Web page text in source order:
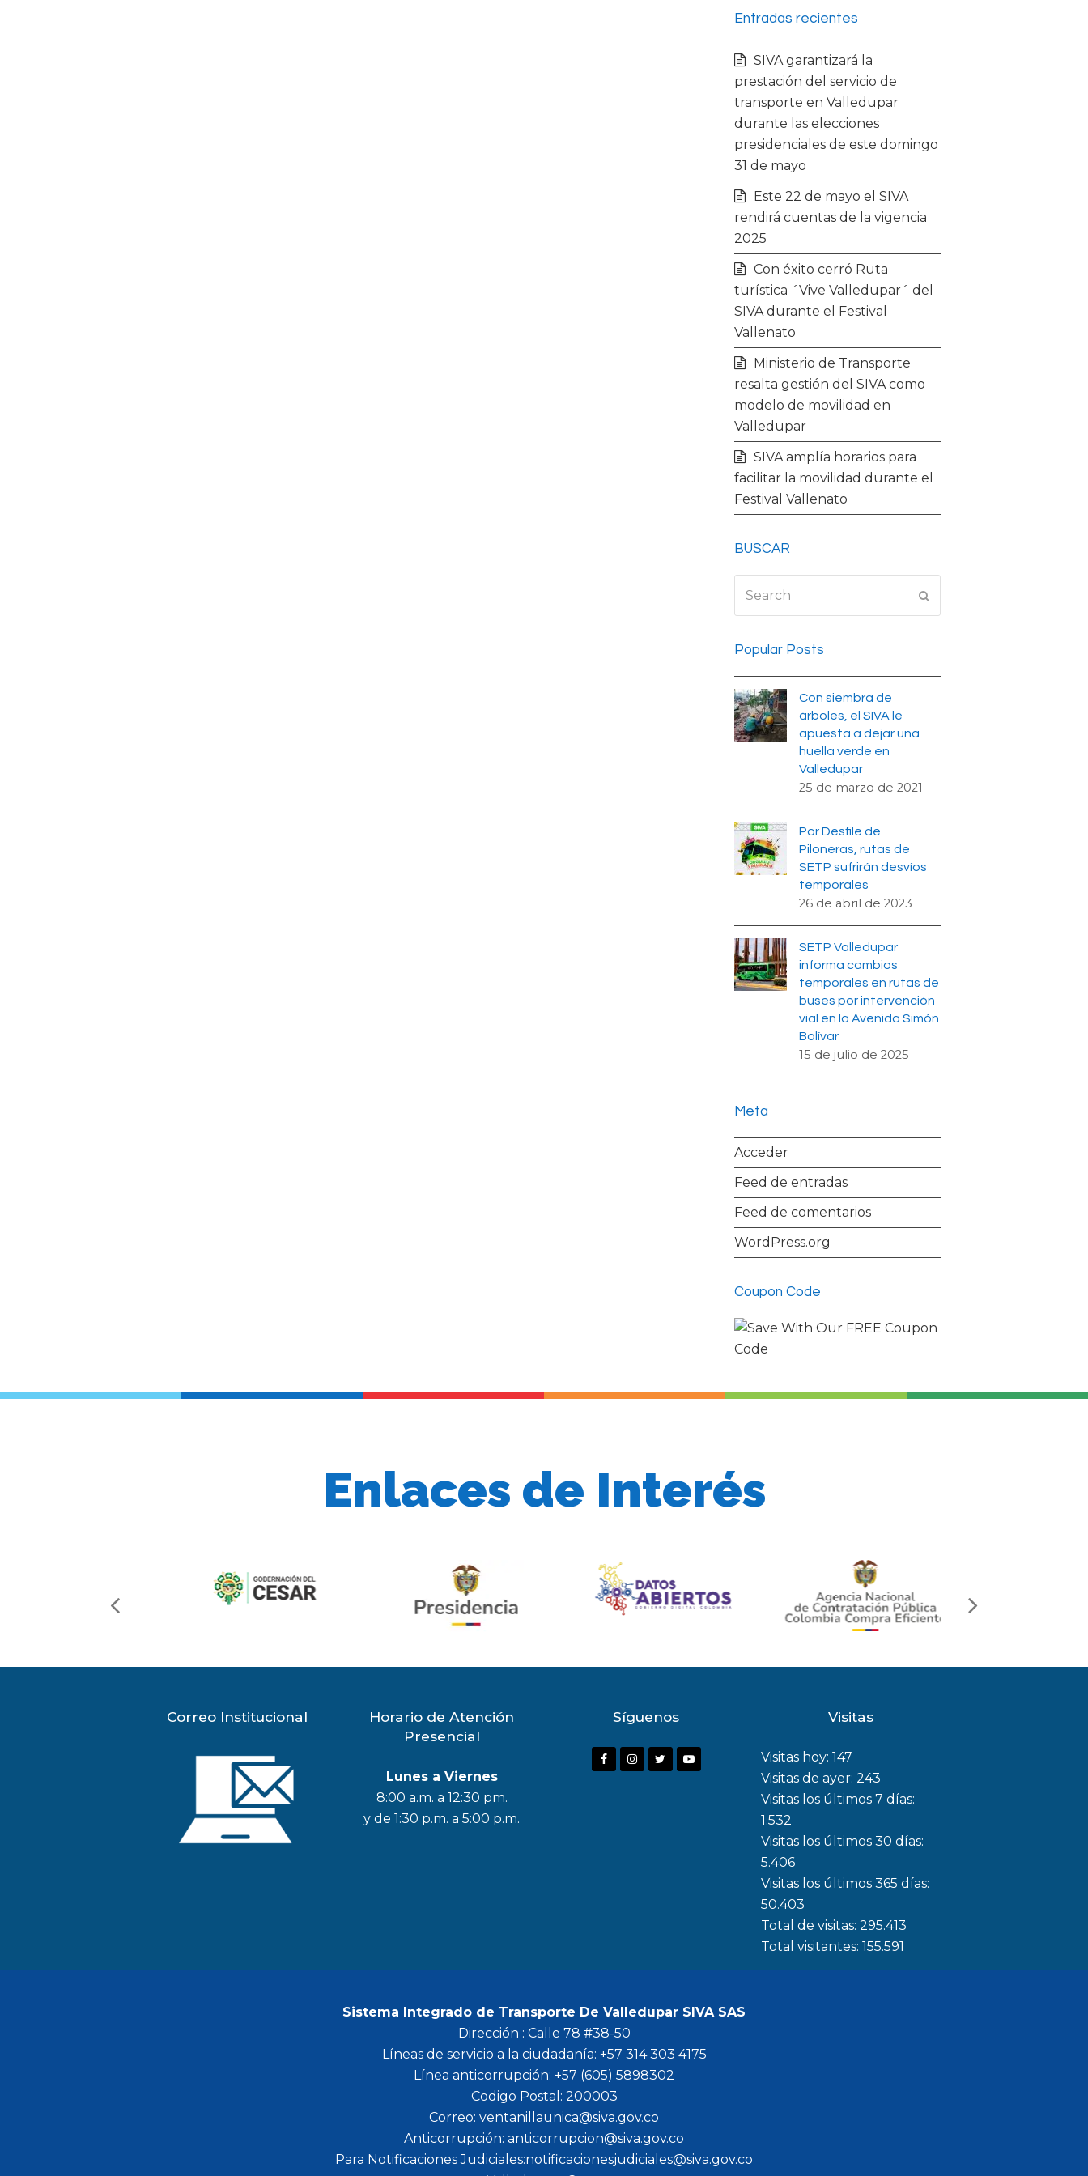
i
t
t
e
r
c
e
b
o
o
s
t
a
g
r
m
u
b
Entradas recientes
SIVA garantizará la
prestación del servicio de
transporte en Valledupar
durante las elecciones
presidenciales de este domingo
31 de mayo
Este 22 de mayo el SIVA
rendirá cuentas de la vigencia
2025
Con éxito cerró Ruta
turística ´Vive Valledupar´ del
SIVA durante el Festival
Vallenato
Ministerio de Transporte
resalta gestión del SIVA como
modelo de movilidad en
Valledupar
SIVA amplía horarios para
facilitar la movilidad durante el
Festival Vallenato
BUSCAR
Popular Posts
Con siembra de
árboles, el SIVA le
apuesta a dejar una
huella verde en
Valledupar
25 de marzo de 2021
Por Desfile de
Piloneras, rutas de
SETP sufrirán desvíos
temporales
26 de abril de 2023
SETP Valledupar
informa cambios
temporales en rutas de
buses por intervención
vial en la Avenida Simón
Bolívar
15 de julio de 2025
Meta
Acceder
Feed de entradas
Feed de comentarios
WordPress.org
Coupon Code
Enlaces de Interés
previous
Correo Institucional
Horario de Atención
Presencial
Lunes a Viernes
8:00 a.m. a 12:30 pm.
y de 1:30 p.m. a 5:00 p.m.
Síguenos
F
I
Y
Visitas
Visitas hoy: 147
Visitas de ayer: 243
Visitas los últimos 7 días:
1.532
Visitas los últimos 30 días:
5.406
Visitas los últimos 365 días:
50.403
Total de visitas: 295.413
Total visitantes: 155.591
Sistema Integrado de Transporte De Valledupar SIVA SAS
Dirección : Calle 78 #38-50
Líneas de servicio a la ciudadanía: +57 314 303 4175
Línea anticorrupción: +57 (605) 5898302
Codigo Postal: 200003
Correo: ventanillaunica@siva.gov.co
Anticorrupción: anticorrupcion@siva.gov.co
Para Notificaciones Judiciales:notificacionesjudiciales@siva.gov.co